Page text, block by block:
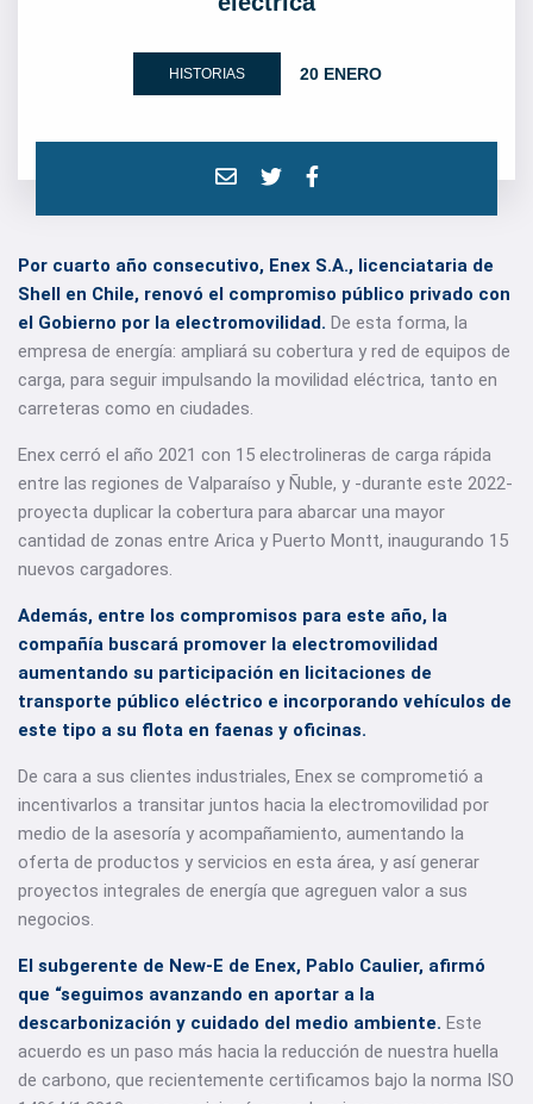
HISTORIAS 20 ENERO
Por cuarto año consecutivo, Enex S.A., licenciataria de
Shell en Chile, renovó el compromiso público privado con
el Gobierno por la electromovilidad. De esta forma, la
empresa de energía: ampliará su cobertura y red de equipos de
carga, para seguir impulsando la movilidad eléctrica, tanto en
carreteras como en ciudades.
Enex cerró el año 2021 con 15 electrolineras de carga rápida
entre las regiones de Valparaíso y Ñuble, y -durante este 2022-
proyecta duplicar la cobertura para abarcar una mayor
cantidad de zonas entre Arica y Puerto Montt, inaugurando 15
nuevos cargadores.
Además, entre los compromisos para este año, la
compañía buscará promover la electromovilidad
aumentando su participación en licitaciones de
transporte público eléctrico e incorporando vehículos de
este tipo a su flota en faenas y oficinas.
De cara a sus clientes industriales, Enex se comprometió a
incentivarlos a transitar juntos hacia la electromovilidad por
medio de la asesoría y acompañamiento, aumentando la
oferta de productos y servicios en esta área, y así generar
proyectos integrales de energía que agreguen valor a sus
negocios.
El subgerente de New-E de Enex, Pablo Caulier, afirmó
que “seguimos avanzando en aportar a la
descarbonización y cuidado del medio ambiente. Este
acuerdo es un paso más hacia la reducción de nuestra huella
de carbono, que recientemente certificamos bajo la norma ISO